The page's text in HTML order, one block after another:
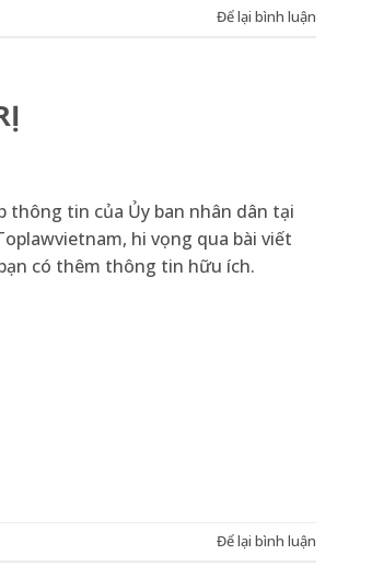
Để lại bình luận
thông tin của Ủy ban nhân dân tại
hi vọng qua bài viết
có thêm thông tin hữu ích.
Để lại bình luận